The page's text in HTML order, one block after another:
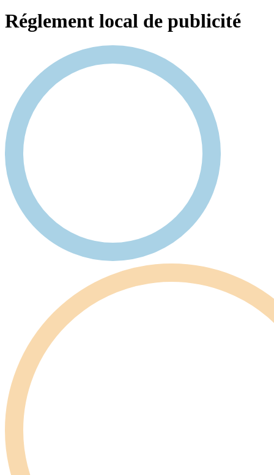
Réglement local de publicité